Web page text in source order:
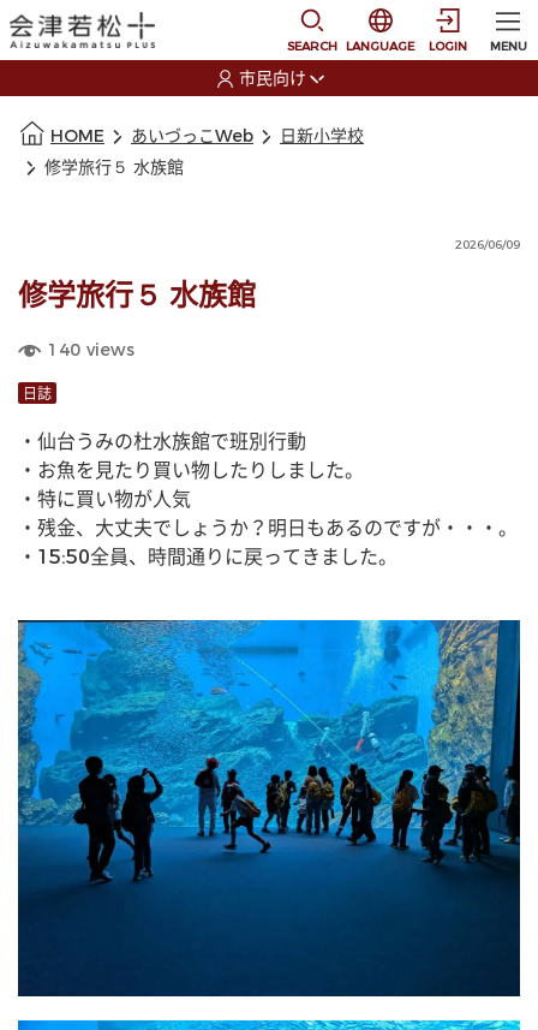
SEARCH
選択すると言語の切
LANGUAGE LOGIN MENU
市民向け
HOME あいづっこWeb
日新小学校
修学旅行５ 水族館
2026/06/09
修学旅行５ 水族館
140 views
日誌
・仙台うみの杜水族館で班別行動
・お魚を見たり買い物したりしました。
・特に買い物が人気
・残金、大丈夫でしょうか？明日もあるのですが・・・。
・15:50全員、時間通りに戻ってきました。